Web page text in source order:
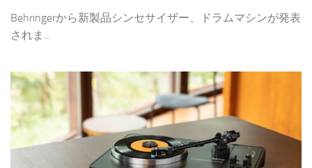
Behringerから新製品シンセサイザー、ドラムマシンが発表
されま...